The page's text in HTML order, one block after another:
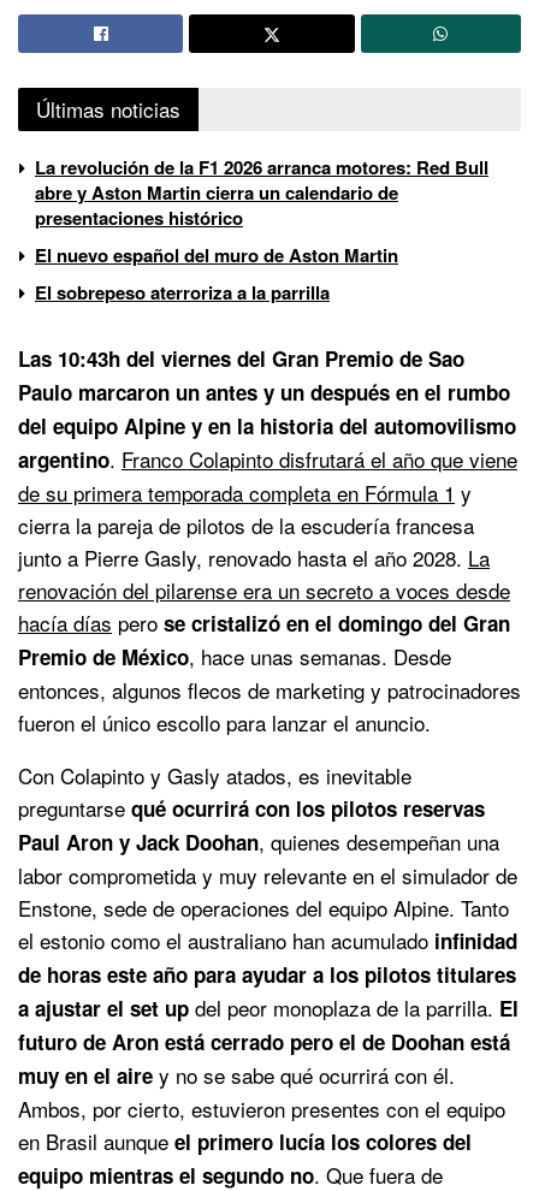
Últimas noticias
La revolución de la F1 2026 arranca motores: Red Bull
abre y Aston Martin cierra un calendario de
presentaciones histórico
El nuevo español del muro de Aston Martin
El sobrepeso aterroriza a la parrilla
Las 10:43h del viernes del Gran Premio de Sao
Paulo marcaron un antes y un después en el rumbo
del equipo Alpine y en la historia del automovilismo
argentino. Franco Colapinto disfrutará el año que viene
de su primera temporada completa en Fórmula 1 y
cierra la pareja de pilotos de la escudería francesa
junto a Pierre Gasly, renovado hasta el año 2028. La
renovación del pilarense era un secreto a voces desde
hacía días pero se cristalizó en el domingo del Gran
Premio de México, hace unas semanas. Desde
entonces, algunos flecos de marketing y patrocinadores
fueron el único escollo para lanzar el anuncio.
Con Colapinto y Gasly atados, es inevitable
preguntarse qué ocurrirá con los pilotos reservas
Paul Aron y Jack Doohan, quienes desempeñan una
labor comprometida y muy relevante en el simulador de
Enstone, sede de operaciones del equipo Alpine. Tanto
el estonio como el australiano han acumulado infinidad
de horas este año para ayudar a los pilotos titulares
a ajustar el set up del peor monoplaza de la parrilla. El
futuro de Aron está cerrado pero el de Doohan está
muy en el aire y no se sabe qué ocurrirá con él.
Ambos, por cierto, estuvieron presentes con el equipo
en Brasil aunque el primero lucía los colores del
equipo mientras el segundo no. Que fuera de